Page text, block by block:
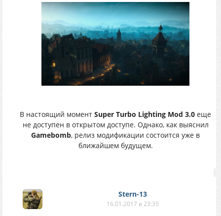
В настоящий момент Super Turbo Lighting Mod 3.0 еще
не доступен в открытом доступе. Однако, как выяснил
Gamebomb, релиз модификации состоится уже в
ближайшем будущем.
Stern-13
16.01.2017 в 23:35